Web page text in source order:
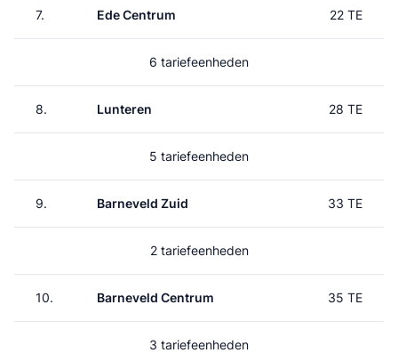
7. Ede Centrum 22 TE
6 tariefeenheden
8. Lunteren 28 TE
5 tariefeenheden
9. Barneveld Zuid 33 TE
2 tariefeenheden
10. Barneveld Centrum 35 TE
3 tariefeenheden